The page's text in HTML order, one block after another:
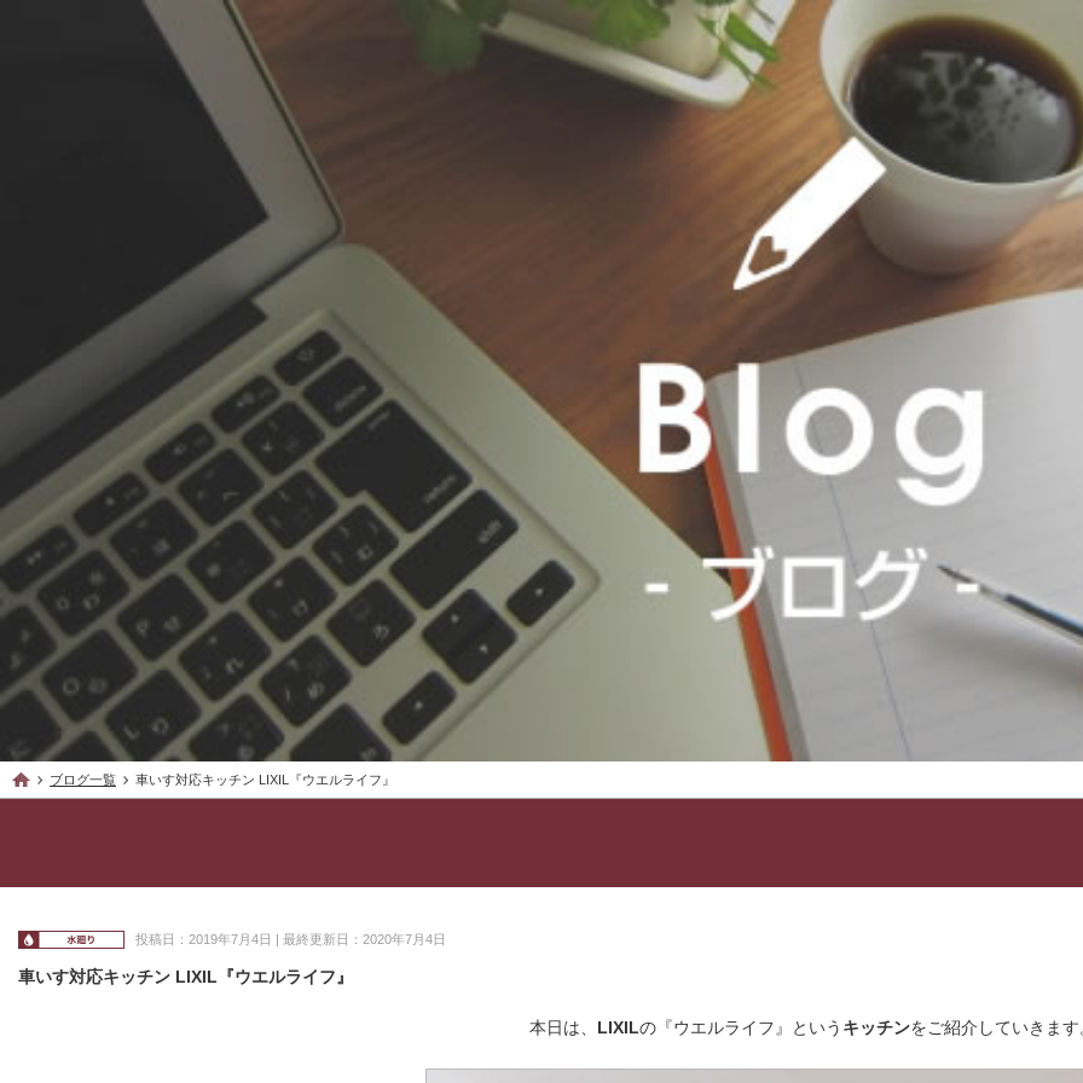
ブログ一覧 車いす対応キッチン LIXIL『ウエルライフ』
投稿日：2019年7月4日 | 最終更新日：2020年7月4日
車いす対応キッチン LIXIL『ウエルライフ』
本日は、 LIXILの『ウエルライフ』という キッチンをご紹介していきます